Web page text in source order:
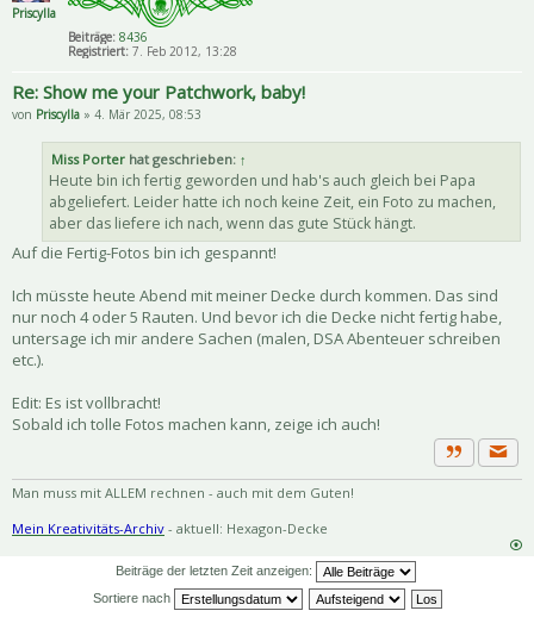
Priscylla
Beiträge: 8436
Registriert: 7. Feb 2012, 13:28
Re: Show me your Patchwork, baby!
von Priscylla » 4. Mär 2025, 08:53
Miss Porter hat geschrieben: ↑
Heute bin ich fertig geworden und hab's auch gleich bei Papa
abgeliefert. Leider hatte ich noch keine Zeit, ein Foto zu machen,
aber das liefere ich nach, wenn das gute Stück hängt.
Auf die Fertig-Fotos bin ich gespannt!
Ich müsste heute Abend mit meiner Decke durch kommen. Das sind
nur noch 4 oder 5 Rauten. Und bevor ich die Decke nicht fertig habe,
untersage ich mir andere Sachen (malen, DSA Abenteuer schreiben
etc.).
Edit: Es ist vollbracht!
Sobald ich tolle Fotos machen kann, zeige ich auch!
Zitat
Man muss mit ALLEM rechnen - auch mit dem Guten!
Mein Kreativitäts-Archiv - aktuell: Hexagon-Decke
Beiträge der letzten Zeit anzeigen:
Sortiere nach